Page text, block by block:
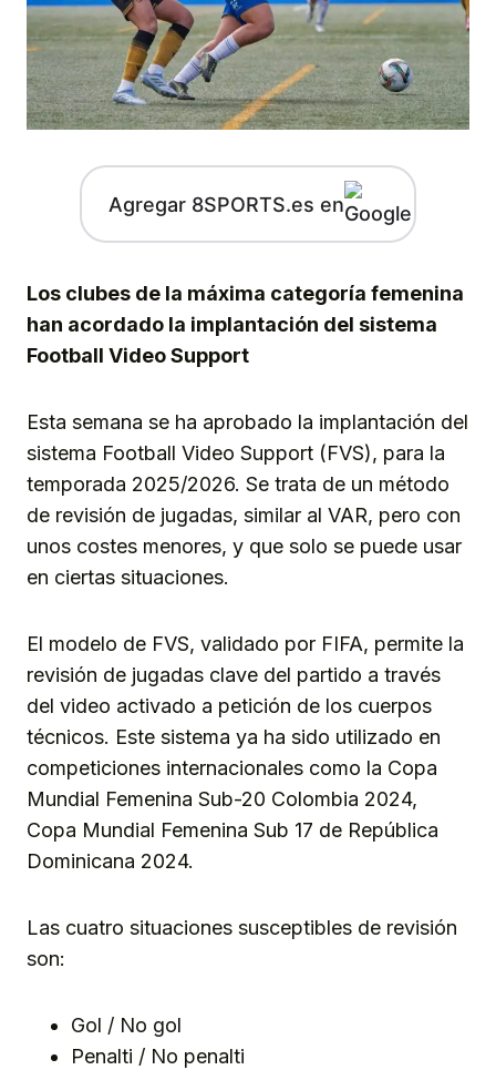
Agregar 8SPORTS.es en
Los clubes de la máxima categoría femenina
han acordado la implantación del sistema
Football Video Support
Esta semana se ha aprobado la implantación del
sistema Football Video Support (FVS), para la
temporada 2025/2026. Se trata de un método
de revisión de jugadas, similar al VAR, pero con
unos costes menores, y que solo se puede usar
en ciertas situaciones.
El modelo de FVS, validado por FIFA, permite la
revisión de jugadas clave del partido a través
del video activado a petición de los cuerpos
técnicos. Este sistema ya ha sido utilizado en
competiciones internacionales como la Copa
Mundial Femenina Sub-20 Colombia 2024,
Copa Mundial Femenina Sub 17 de República
Dominicana 2024.
Las cuatro situaciones susceptibles de revisión
son:
Gol / No gol
Penalti / No penalti